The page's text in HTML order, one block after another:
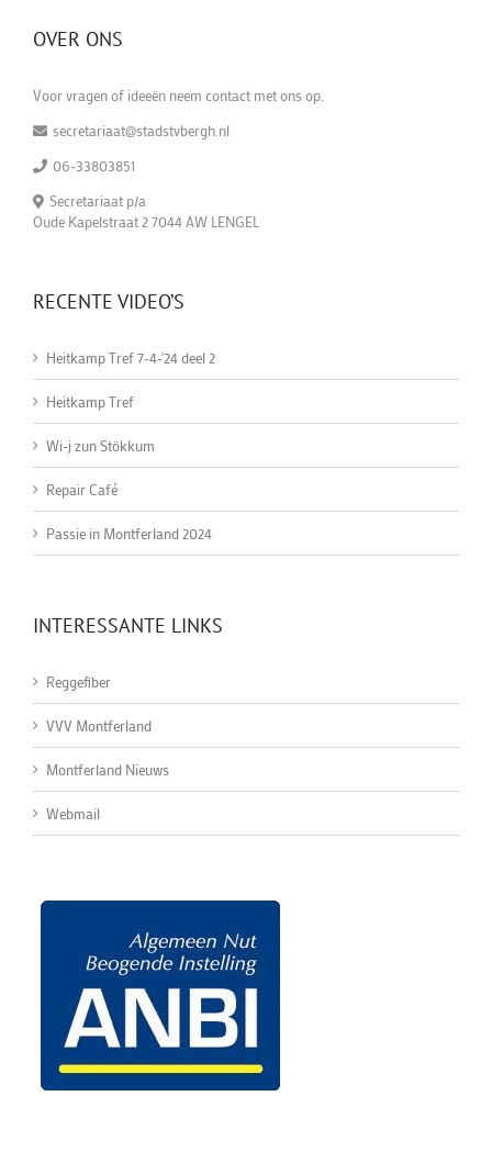
OVER ONS
Voor vragen of ideeën neem contact met ons op.
secretariaat@stadstvbergh.nl
06-33803851
Secretariaat p/a
Oude Kapelstraat 2 7044 AW LENGEL
RECENTE VIDEO’S
Heitkamp Tref 7-4-'24 deel 2
Heitkamp Tref
Wi-j zun Stökkum
Repair Café
Passie in Montferland 2024
INTERESSANTE LINKS
Reggefiber
VVV Montferland
Montferland Nieuws
Webmail